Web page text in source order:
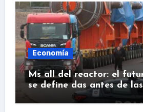
Economía
Ms all del reactor: el
se define das antes de